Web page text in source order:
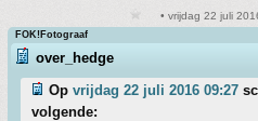
• vrijdag 22 juli
FOK!Fotograaf
over_hedge
Op vrijdag 22 juli 2016 09:27
volgende: